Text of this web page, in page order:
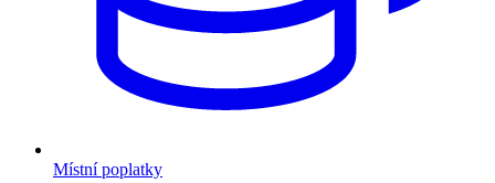
Místní poplatky